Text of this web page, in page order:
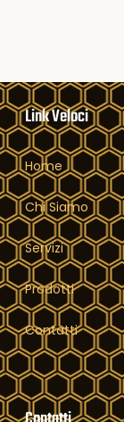
Link Veloci
Home
Chi Siamo
Servizi
Prodotti
Contatti